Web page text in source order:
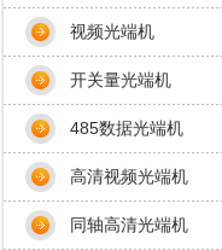
视频光端机
开关量光端机
485数据光端机
高清视频光端机
同轴高清光端机